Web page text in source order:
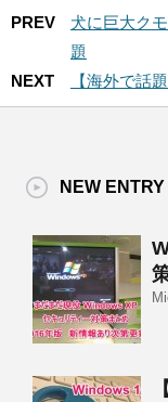
PREV
犬に巨大ク
題
NEXT
【海外で話
NEW ENTRY